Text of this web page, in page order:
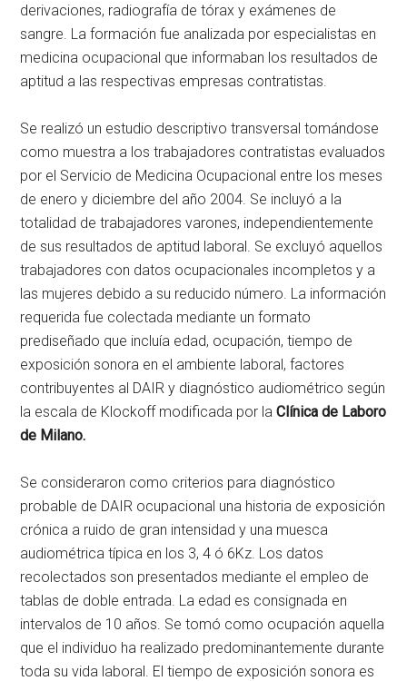
derivaciones, radiografía de tórax y exámenes de
sangre. La formación fue analizada por especialistas en
medicina ocupacional que informaban los resultados de
aptitud a las respectivas empresas contratistas.
Se realizó un estudio descriptivo transversal tomándose
como muestra a los trabajadores contratistas evaluados
por el Servicio de Medicina Ocupacional entre los meses
de enero y diciembre del año 2004. Se incluyó a la
totalidad de trabajadores varones, independientemente
de sus resultados de aptitud laboral. Se excluyó aquellos
trabajadores con datos ocupacionales incompletos y a
las mujeres debido a su reducido número. La información
requerida fue colectada mediante un formato
prediseñado que incluía edad, ocupación, tiempo de
exposición sonora en el ambiente laboral, factores
contribuyentes al DAIR y diagnóstico audiométrico según
la escala de Klockoff modificada por laClínica de Laboro
de Milano.
Se consideraron como criterios para diagnóstico
probable de DAIR ocupacional una historia de exposición
crónica a ruido de gran intensidad y una muesca
audiométrica típica en los 3, 4 ó 6Kz. Los datos
recolectados son presentados mediante el empleo de
tablas de doble entrada. La edad es consignada en
intervalos de 10 años. Se tomó como ocupación aquella
que el individuo ha realizado predominantemente durante
toda su vida laboral. El tiempo de exposición sonora es